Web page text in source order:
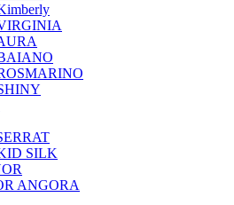
SILK
ANGORA